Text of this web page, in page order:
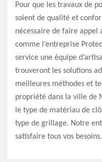
Pour que les travaux de
soient de qualité et
nécessaire de faire appel
comme l’entreprise
service une équipe
trouveront les solutions
meilleures méthodes et
propriété dans la ville de
le type de matériau de
type de grillage. Notre
satisfaire tous vos besoins.